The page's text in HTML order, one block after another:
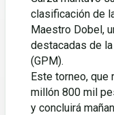
clasificación de
Maestro Dobel,
destacadas de
(GPM).
Este torneo, que
millón 800 mil
y concluirá